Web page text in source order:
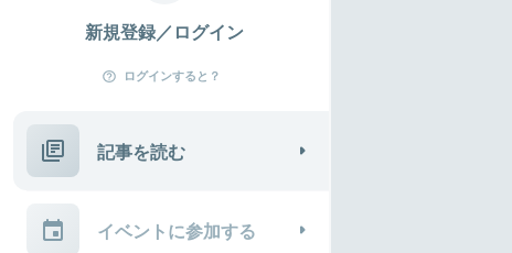
新規登録／ログイン
ログインすると？
記事を読む
イベントに参加する